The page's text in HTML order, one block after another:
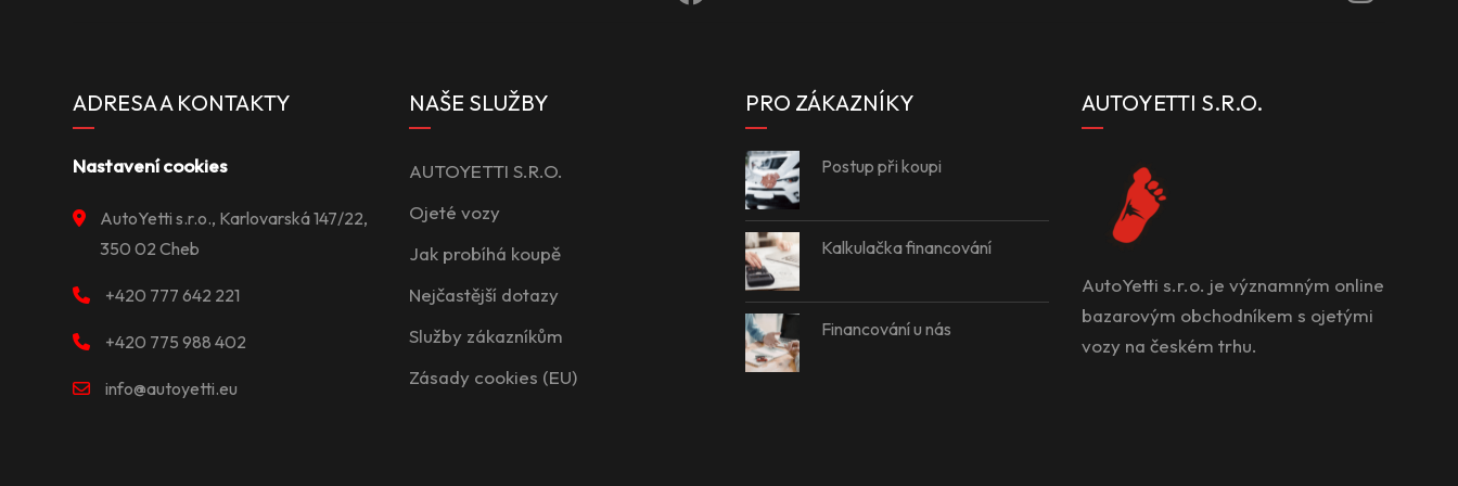
ADRESA A KONTAKTY
Nastavení cookies
AutoYetti s.r.o., Karlovarská 147/22,
350 02 Cheb
+420 777 642 221
+420 775 988 402
info@autoyetti.eu
NAŠE SLUŽBY
AUTOYETTI S.R.O.
Ojeté vozy
Jak probíhá koupě
Nejčastější dotazy
Služby zákazníkům
Zásady cookies (EU)
PRO ZÁKAZNÍKY
Postup při koupi
Kalkulačka financování
Financování u nás
AUTOYETTI S.R.O.
AutoYetti s.r.o. je významným online
bazarovým obchodníkem s ojetými
vozy na českém trhu.